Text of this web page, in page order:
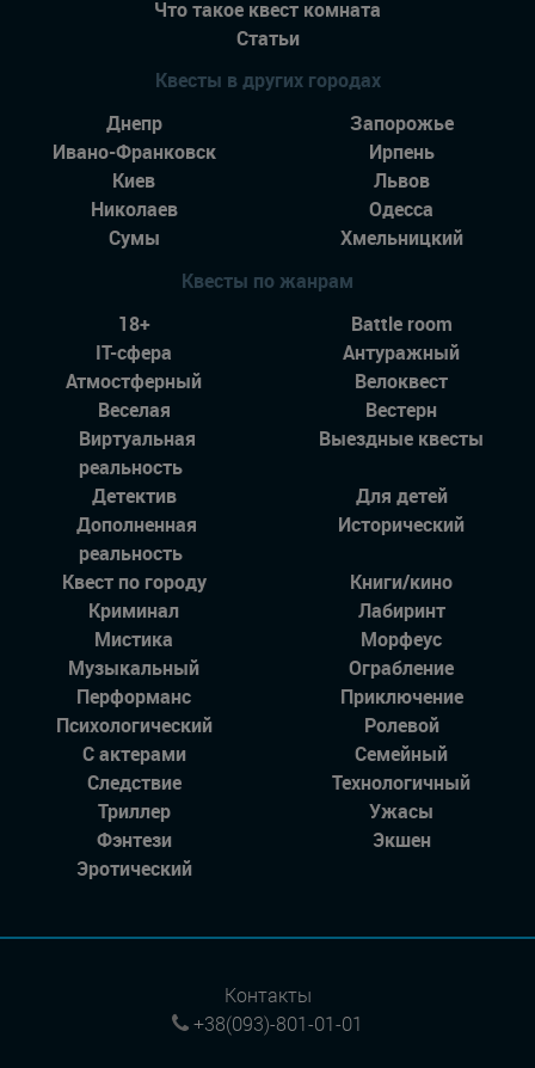
Что такое квест комната
Статьи
Квесты в других городах
Днепр
Запорожье
Ивано-Франковск
Ирпень
Киев
Львов
Николаев
Одесса
Сумы
Хмельницкий
Квесты по жанрам
18+
Battle room
IT-сфера
Антуражный
Атмостферный
Велоквест
Веселая
Вестерн
Виртуальная
реальность
Выездные квесты
Детектив
Для детей
Дополненная
реальность
Исторический
Квест по городу
Книги/кино
Криминал
Лабиринт
Мистика
Морфеус
Музыкальный
Ограбление
Перформанс
Приключение
Психологический
Ролевой
С актерами
Семейный
Следствие
Технологичный
Триллер
Ужасы
Фэнтези
Экшен
Эротический
Контакты
+38(093)-801-01-01